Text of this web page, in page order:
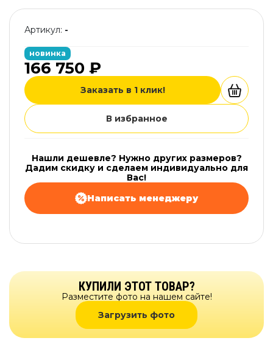
Артикул: -
новинка
166 750 ₽
Заказать в 1 клик!
В избранное
Нашли дешевле? Нужно других размеров?
Дадим скидку и сделаем индивидуально для
Вас!
Написать менеджеру
КУПИЛИ ЭТОТ ТОВАР?
Разместите фото на нашем сайте!
Загрузить фото